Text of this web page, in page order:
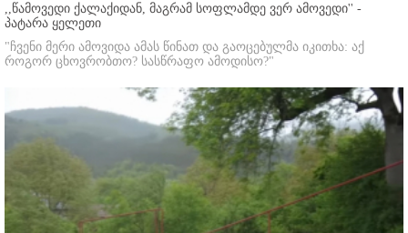
,,წამოვედი ქალაქიდან, მაგრამ სოფლამდე ვერ ამოვედი'' -
პატარა ყელეთი
"ჩვენი მერი ამოვიდა ამას წინათ და გაოცებულმა იკითხა: აქ
როგორ ცხოვრობთო? სასწრაფო ამოდისო?"